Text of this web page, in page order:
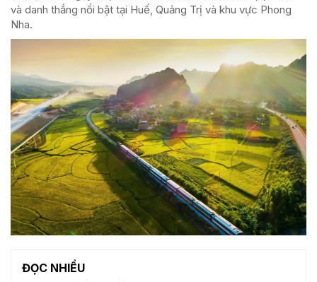
và danh thắng nổi bật tại Huế, Quảng Trị và khu vực Phong
Nha.
ĐỌC NHIỀU